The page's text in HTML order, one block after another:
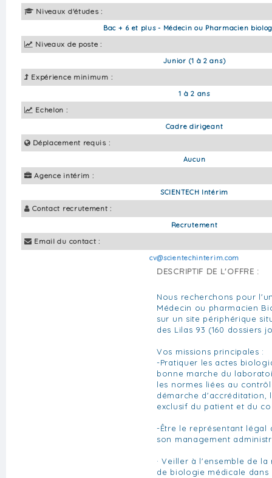
Niveaux d'études :
Bac + 6 et plus - Médecin ou Pharmacien
Niveaux de poste :
Junior (1 à 2 ans)
Expérience minimum :
1 à 2 ans
Echelon :
Cadre dirigeant
Déplacement requis :
Aucun
Agence intérim :
SCIENTECH Intérim
Contact recrutement :
Recrutement
Email du contact :
cv@scientechinterim.com
DESCRIPTIF DE L'OFFRE :
Nous recherchons pour
Médecin ou pharmacien
sur un site périphérique
des Lilas 93 (160 dossiers
Vos missions principales :
-Pratiquer les actes
bonne marche du
les normes liées au
démarche d'accréditation,
exclusif du patient et du
-Être le représentant légal
son management
· Veiller à l'ensemble de
de biologie médicale dans